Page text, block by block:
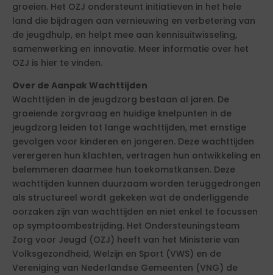
groeien. Het OZJ ondersteunt initiatieven in het hele
land die bijdragen aan vernieuwing en verbetering van
de jeugdhulp, en helpt mee aan kennisuitwisseling,
samenwerking en innovatie. Meer informatie over het
OZJ is hier te vinden.
Over de Aanpak Wachttijden
Wachttijden in de jeugdzorg bestaan al jaren. De
groeiende zorgvraag en huidige knelpunten in de
jeugdzorg leiden tot lange wachttijden, met ernstige
gevolgen voor kinderen en jongeren. Deze wachttijden
verergeren hun klachten, vertragen hun ontwikkeling en
belemmeren daarmee hun toekomstkansen. Deze
wachttijden kunnen duurzaam worden teruggedrongen
als structureel wordt gekeken wat de onderliggende
oorzaken zijn van wachttijden en niet enkel te focussen
op symptoombestrijding. Het Ondersteuningsteam
Zorg voor Jeugd (OZJ) heeft van het Ministerie van
Volksgezondheid, Welzijn en Sport (VWS) en de
Vereniging van Nederlandse Gemeenten (VNG) de